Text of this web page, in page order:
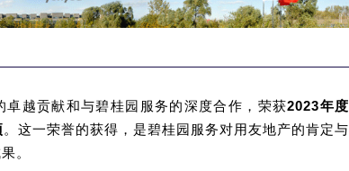
越贡献和与碧桂园服务的深度合作，荣获2023年度
。这一荣誉的获得，是碧桂园服务对用友地产的肯定与
。